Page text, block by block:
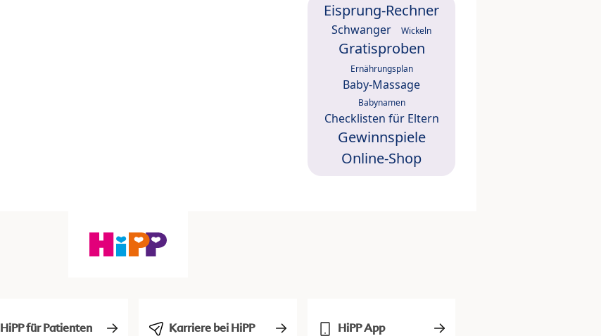
Eisprung-Rechner
Schwanger Wickeln
Gratisproben
Ernährungsplan
Baby-Massage
Babynamen
Checklisten für Eltern
Gewinnspiele
Online-Shop
HiPP für Patienten Karriere bei HiPP HiPP App